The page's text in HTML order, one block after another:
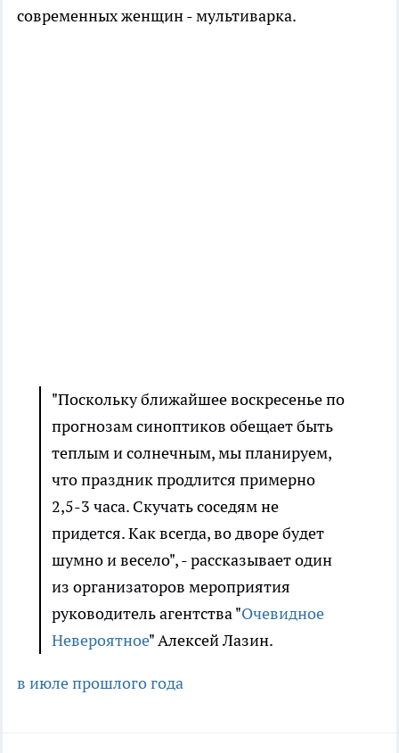
современных женщин - мультиварка.
"Поскольку ближайшее воскресенье по
прогнозам синоптиков обещает быть
теплым и солнечным, мы планируем,
что праздник продлится примерно
2,5-3 часа. Скучать соседям не
придется. Как всегда, во дворе будет
шумно и весело", - рассказывает один
из организаторов мероприятия
руководитель агентства "Очевидное
Невероятное" Алексей Лазин.
в июле прошлого года